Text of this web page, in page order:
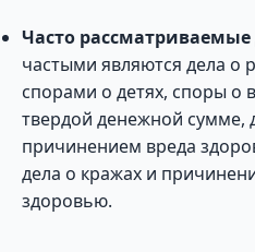
Часто рассматриваемые
частыми являются дела о
спорами о детях, споры о
твердой денежной сумме,
причинением вреда
дела о кражах и
здоровью.